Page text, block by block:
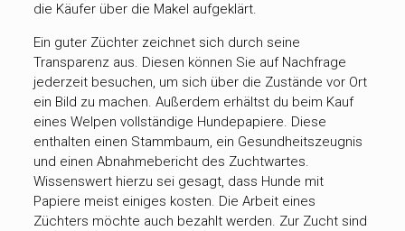
die Käufer über die Makel aufgeklärt.
Ein guter Züchter zeichnet sich durch seine
Transparenz aus. Diesen können Sie auf Nachfrage
jederzeit besuchen, um sich über die Zustände vor Ort
ein Bild zu machen. Außerdem erhältst du beim Kauf
eines Welpen vollständige Hundepapiere. Diese
enthalten einen Stammbaum, ein Gesundheitszeugnis
und einen Abnahmebericht des Zuchtwartes.
Wissenswert hierzu sei gesagt, dass Hunde mit
Papiere meist einiges kosten. Die Arbeit eines
Züchters möchte auch bezahlt werden. Zur Zucht sind